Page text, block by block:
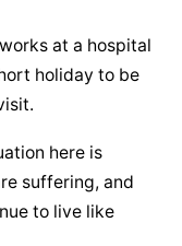
at a hospital
holiday to be
here is
suffering, and
to live like